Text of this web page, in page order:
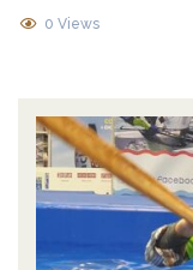
0 Views